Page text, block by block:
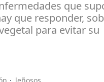
que
que responder,
para evitar su